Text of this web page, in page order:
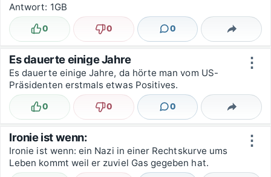
Antwort: 1GB
Lustig
0 Nicht lustig
0 0
Kommentare Teilen
⋮
Es dauerte einige Jahre
Es dauerte einige Jahre, da hörte man vom US-
Präsidenten erstmals etwas Positives.
Lustig
0 Nicht lustig
0 0
Kommentare Teilen
⋮
Ironie ist wenn:
Ironie ist wenn: ein Nazi in einer Rechtskurve ums
Leben kommt weil er zuviel Gas gegeben hat.